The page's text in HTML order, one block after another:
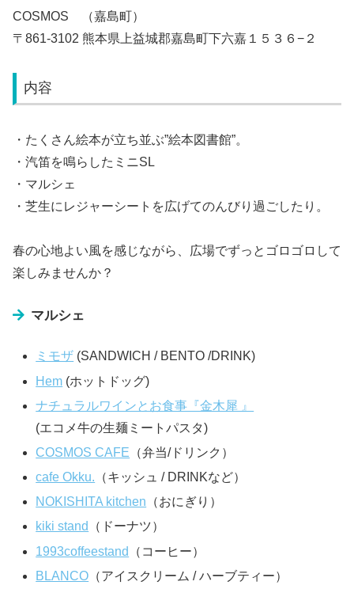
COSMOS （嘉島町）
〒861-3102 熊本県上益城郡嘉島町下六嘉１５３６−２
内容
・たくさん絵本が立ち並ぶ”絵本図書館”。
・汽笛を鳴らしたミニSL
・マルシェ
・芝生にレジャーシートを広げてのんびり過ごしたり。
春の心地よい風を感じながら、広場でずっとゴロゴロして
楽しみませんか？
マルシェ
ミモザ (SANDWICH / BENTO /DRINK)
Hem (ホットドッグ)
ナチュラルワインとお食事『金木犀 』
(エコメ牛の生麺ミートパスタ)
COSMOS CAFE （弁当/ドリンク）
cafe Okku. （キッシュ / DRINKなど）
NOKISHITA kitchen （おにぎり）
kiki stand
（ドーナツ）
1993coffeestand
（コーヒー）
BLANCO （アイスクリーム / ハーブティー）